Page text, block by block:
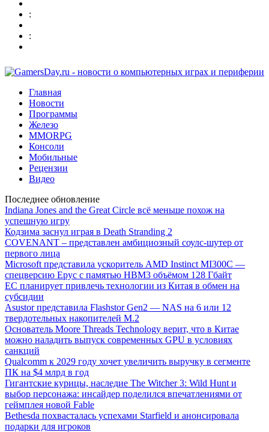
:
:
Главная
Новости
Программы
Железо
MMORPG
Консоли
Мобильные
Рецензии
Видео
Последнее обновление
Indiana Jones and the Great Circle всё меньше похож на
успешную игру
Кодзима заснул играя в Death Stranding 2
COVENANT – представлен амбициозный соулс-шутер от
первого лица
Microsoft представила ускоритель AMD Instinct MI300C —
спецверсию Epyc с памятью HBM3 объёмом 128 Гбайт
ЕС планирует привлечь технологии из Китая в обмен на
субсидии
Asustor представила Flashstor Gen2 — NAS на 6 или 12
твердотельных накопителей M.2
Основатель Moore Threads Technology верит, что в Китае
можно наладить выпуск современных GPU в условиях
санкций
Qualcomm к 2029 году хочет увеличить выручку в сегменте
ПК на $4 млрд в год
Гигантские курицы, наследие The Witcher 3: Wild Hunt и
выбор персонажа: инсайдер поделился впечатлениями от
геймплея новой Fable
Bethesda похвасталась успехами Starfield и анонсировала
подарки для игроков